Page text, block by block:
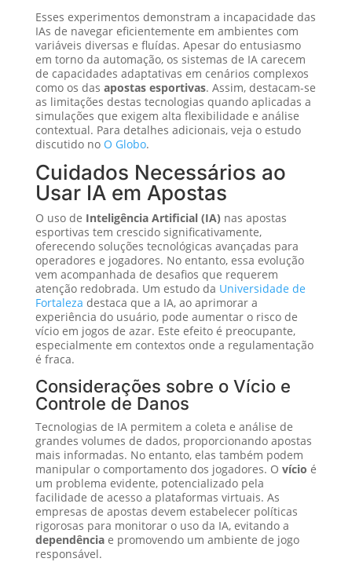
Esses experimentos demonstram a incapacidade das
IAs de navegar eficientemente em ambientes com
variáveis diversas e fluídas. Apesar do entusiasmo
em torno da automação, os sistemas de IA carecem
de capacidades adaptativas em cenários complexos
como os das apostas esportivas. Assim, destacam-se
as limitações destas tecnologias quando aplicadas a
simulações que exigem alta flexibilidade e análise
contextual. Para detalhes adicionais, veja o estudo
discutido no O Globo.
Cuidados Necessários ao
Usar IA em Apostas
O uso de Inteligência Artificial (IA) nas apostas
esportivas tem crescido significativamente,
oferecendo soluções tecnológicas avançadas para
operadores e jogadores. No entanto, essa evolução
vem acompanhada de desafios que requerem
atenção redobrada. Um estudo da Universidade de
Fortaleza destaca que a IA, ao aprimorar a
experiência do usuário, pode aumentar o risco de
vício em jogos de azar. Este efeito é preocupante,
especialmente em contextos onde a regulamentação
é fraca.
Considerações sobre o Vício e
Controle de Danos
Tecnologias de IA permitem a coleta e análise de
grandes volumes de dados, proporcionando apostas
mais informadas. No entanto, elas também podem
manipular o comportamento dos jogadores. O vício é
um problema evidente, potencializado pela
facilidade de acesso a plataformas virtuais. As
empresas de apostas devem estabelecer políticas
rigorosas para monitorar o uso da IA, evitando a
dependênciae promovendo um ambiente de jogo
responsável.